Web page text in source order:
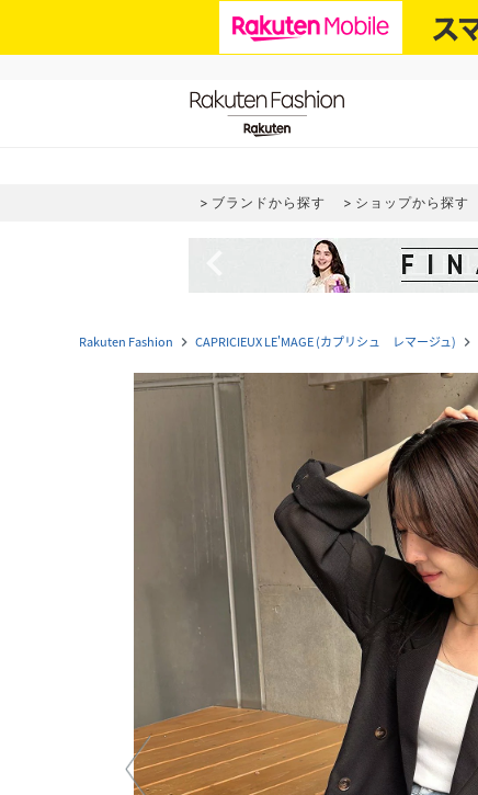
ブランドから探す ショップから探す
Rakuten Fashion navigate_next CAPRICIEUX LE'MAGE (カプリシュ レマージュ) navigate_next